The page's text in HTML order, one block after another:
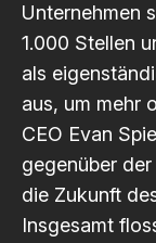
Unternehmen
1.000 Stellen
als
aus, um mehr
CEO Evan
gegenüber
die Zukunft
Insgesamt